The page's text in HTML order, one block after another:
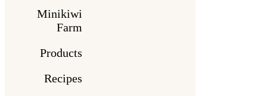
Minikiwi
Farm
Products
Recipes